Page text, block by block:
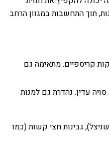
תוך התחשבות במגוון הרחב
קריספיים. מתאימה גם
עדין. נהדרת גם למנות
גבינות חצי קשות (כמו